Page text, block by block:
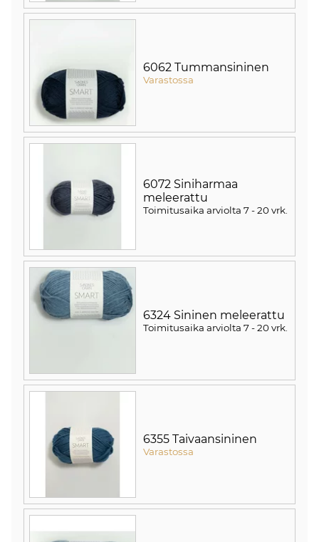
6062 Tummansininen
Varastossa
6072 Siniharmaa
meleerattu
Toimitusaika arviolta 7 - 20 vrk.
6324 Sininen meleerattu
Toimitusaika arviolta 7 - 20 vrk
6355 Taivaansininen
Varastossa